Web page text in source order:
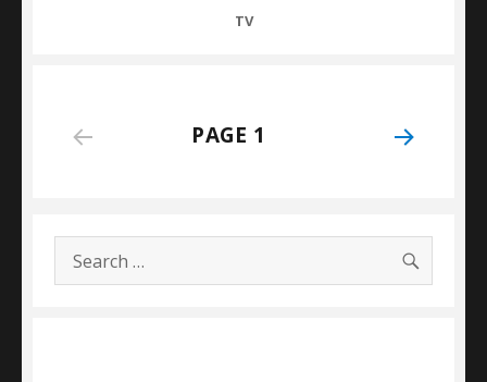
CATEGORIES
TV
Posts
PAGE 1
Search
for: